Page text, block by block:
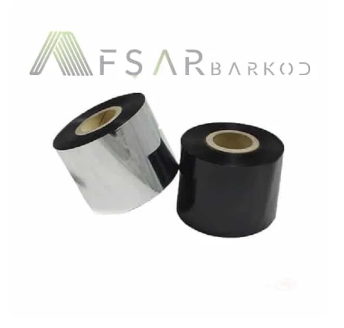
Japon Akmaz Yıkama
Barkod Yazıcı
Barkod Okuyucu